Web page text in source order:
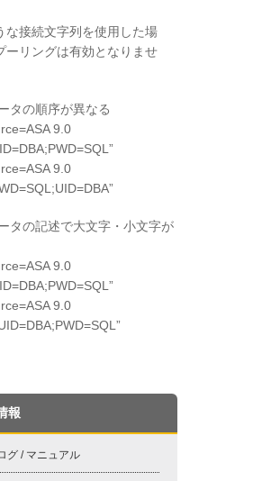
な接続文字列を使用した場
ーリングは有効となりませ
タの順序が異なる
9.0
9.0
タの記述で大文字・小文字が
9.0
9.0
報
グ / マニュアル